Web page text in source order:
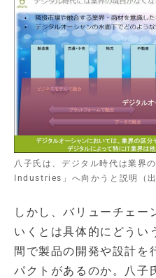
八子氏は、デジタル時代は業界
Industries」へ向かうと説明（出
しかし、バリューチェー
いくとは具体的にどうい
間で製品の開発や設計を
パクトがあるのか。八子